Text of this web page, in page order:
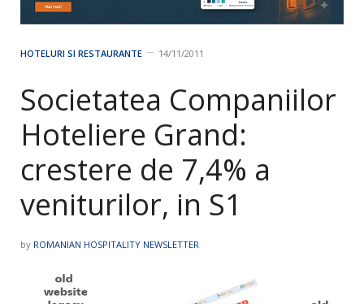
HOTELURI SI RESTAURANTE 14/11/2011
Societatea Companiilor
Hoteliere Grand:
crestere de 7,4% a
veniturilor, in S1
by ROMANIAN HOSPITALITY NEWSLETTER